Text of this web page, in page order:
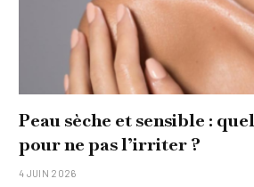
Peau sèche et sensible :
pour ne pas l’irriter ?
4 JUIN 2026